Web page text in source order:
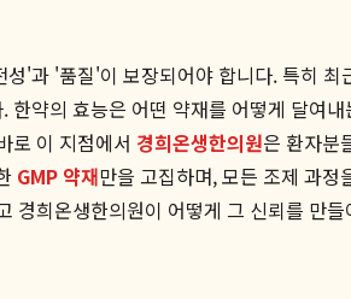
'과 '품질'이 보장되어야 합니다. 특히 최
약의 효능은 어떤 약재를 어떻게 달여
로 이 지점에서 경희온생한의원은 환자분
GMP 약재만을 고집하며, 모든 조제 과정
경희온생한의원이 어떻게 그 신뢰를 만